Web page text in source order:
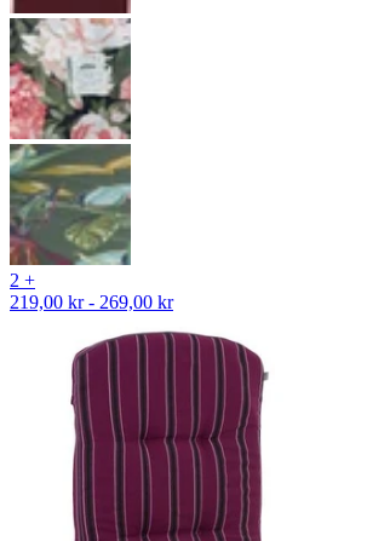
2 +
219,00 kr - 269,00 kr